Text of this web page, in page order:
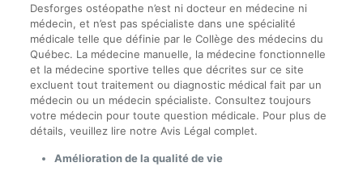
Desforges ostéopathe n’est ni docteur en médecine ni
médecin, et n’est pas spécialiste dans une spécialité
médicale telle que définie par le Collège des médecins du
Québec. La médecine manuelle, la médecine fonctionnelle
et la médecine sportive telles que décrites sur ce site
excluent tout traitement ou diagnostic médical fait par un
médecin ou un médecin spécialiste. Consultez toujours
votre médecin pour toute question médicale. Pour plus de
détails, veuillez lire notre Avis Légal complet.
Amélioration de la qualité de vie